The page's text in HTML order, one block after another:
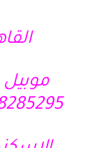
– 01121717340